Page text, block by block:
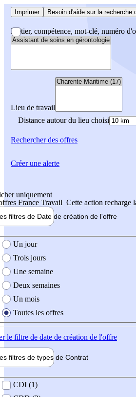
Imprimer Besoin d'aide sur la recherche
Métier, compétence, mot-clé, numéro
Lieu de travail
Distance autour du lieu choisi
Rechercherdes offres
uniquement
France Travail Cette action recharge
filtres de Date de création de l'offre
création de l'offre
Un jour
Trois jours
Une semaine
Deux semaines
Un mois
Toutes les offres
le filtre de date de création de l'offre
filtres de types de Contrat
contrat
CDI (1)
Créer une alerte